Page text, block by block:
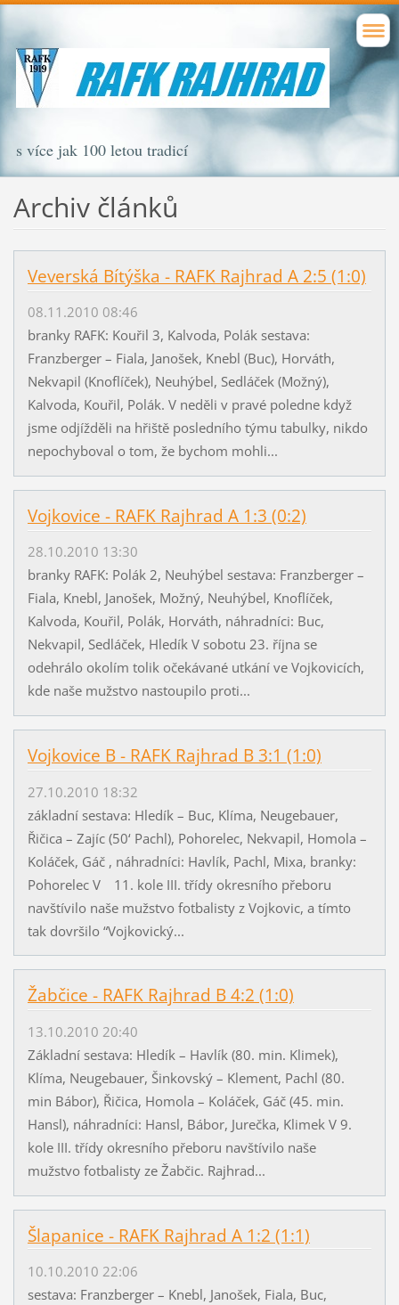
s více jak 100 letou tradicí
Archiv článků
Veverská Bítýška - RAFK Rajhrad A 2:5 (1:0)
08.11.2010 08:46
branky RAFK: Kouřil 3, Kalvoda, Polák sestava:
Franzberger – Fiala, Janošek, Knebl (Buc), Horváth,
Nekvapil (Knoflíček), Neuhýbel, Sedláček (Možný),
Kalvoda, Kouřil, Polák. V neděli v pravé poledne když
jsme odjížděli na hřiště posledního týmu tabulky, nikdo
nepochyboval o tom, že bychom mohli...
Vojkovice - RAFK Rajhrad A 1:3 (0:2)
28.10.2010 13:30
branky RAFK: Polák 2, Neuhýbel sestava: Franzberger –
Fiala, Knebl, Janošek, Možný, Neuhýbel, Knoflíček,
Kalvoda, Kouřil, Polák, Horváth, náhradníci: Buc,
Nekvapil, Sedláček, Hledík V sobotu 23. října se
odehrálo okolím tolik očekávané utkání ve Vojkovicích,
kde naše mužstvo nastoupilo proti...
Vojkovice B - RAFK Rajhrad B 3:1 (1:0)
27.10.2010 18:32
základní sestava: Hledík – Buc, Klíma, Neugebauer,
Řičica – Zajíc (50‘ Pachl), Pohorelec, Nekvapil, Homola –
Koláček, Gáč , náhradníci: Havlík, Pachl, Mixa, branky:
Pohorelec V 11. kole III. třídy okresního přeboru
navštívilo naše mužstvo fotbalisty z Vojkovic, a tímto
tak dovršilo “Vojkovický...
Žabčice - RAFK Rajhrad B 4:2 (1:0)
13.10.2010 20:40
Základní sestava: Hledík – Havlík (80. min. Klimek),
Klíma, Neugebauer, Šinkovský – Klement, Pachl (80.
min Bábor), Řičica, Homola – Koláček, Gáč (45. min.
Hansl), náhradníci: Hansl, Bábor, Jurečka, Klimek V 9.
kole III. třídy okresního přeboru navštívilo naše
mužstvo fotbalisty ze Žabčic. Rajhrad...
Šlapanice - RAFK Rajhrad A 1:2 (1:1)
10.10.2010 22:06
sestava: Franzberger – Knebl, Janošek, Fiala, Buc,